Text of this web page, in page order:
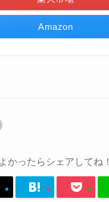
Amazon
よかったらシェアしてね！